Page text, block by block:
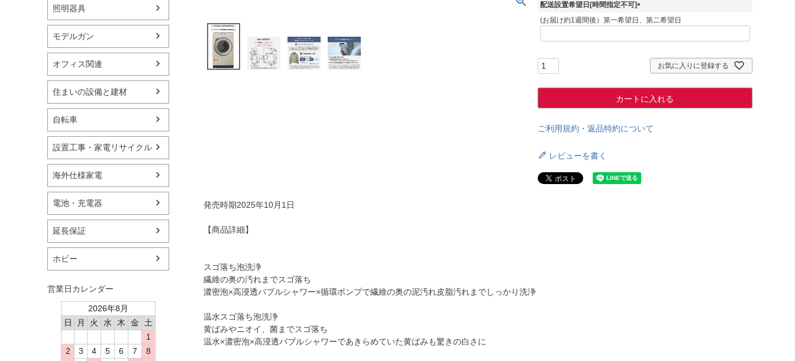
照明器具
モデルガン
オフィス関連
住まいの設備と建材
自転車
設置工事・家電リサイクル
海外仕様家電
電池・充電器
延長保証
ホビー
営業日カレンダー
2026年8月
日
月 火 水 木 金
土
1
2
3 4 5 6 7
8
配送設置希望日[時間指定不可]
(
必
須
(お届け約1週間後）第一希望日、第二希望日
お気に入りに登録する
カートに入れる
ご利用規約・返品特約について
レビューを書く
発売時期2025年10月1日
【商品詳細】
スゴ落ち泡洗浄
繊維の奥の汚れまでスゴ落ち
濃密泡×高浸透バブルシャワー×循環ポンプで繊維の奥の泥汚れ皮脂汚れまでしっかり洗浄
温水スゴ落ち泡洗浄
黄ばみやニオイ、菌までスゴ落ち
温水×濃密泡×高浸透バブルシャワーであきらめていた黄ばみも驚きの白さに